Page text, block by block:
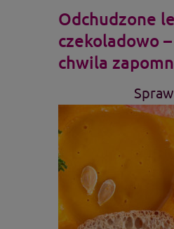
Odchudzone
czekoladowo
chwila